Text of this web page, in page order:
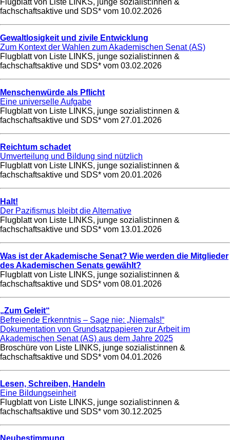
fachschaftsaktive und SDS* vom 10.02.2026
Gewaltlosigkeit und zivile Entwicklung
Zum Kontext der Wahlen zum Akademischen Senat (AS)
Flugblatt von Liste LINKS, junge sozialist:innen &
fachschaftsaktive und SDS* vom 03.02.2026
Menschenwürde als Pflicht
Eine universelle Aufgabe
Flugblatt von Liste LINKS, junge sozialist:innen &
fachschaftsaktive und SDS* vom 27.01.2026
Reichtum schadet
Umverteilung und Bildung sind nützlich
Flugblatt von Liste LINKS, junge sozialist:innen &
fachschaftsaktive und SDS* vom 20.01.2026
Halt!
Der Pazifismus bleibt die Alternative
Flugblatt von Liste LINKS, junge sozialist:innen &
fachschaftsaktive und SDS* vom 13.01.2026
Was ist der Akademische Senat? Wie werden die Mitglieder
des Akademischen Senats gewählt?
Flugblatt von Liste LINKS, junge sozialist:innen &
fachschaftsaktive und SDS* vom 08.01.2026
„Zum Geleit“
Befreiende Erkenntnis – Sage nie: „Niemals!“
Dokumentation von Grundsatzpapieren zur Arbeit im
Akademischen Senat (AS) aus dem Jahre 2025
Broschüre von Liste LINKS, junge sozialist:innen &
fachschaftsaktive und SDS* vom 04.01.2026
Lesen, Schreiben, Handeln
Eine Bildungseinheit
Flugblatt von Liste LINKS, junge sozialist:innen &
fachschaftsaktive und SDS* vom 30.12.2025
Neubestimmung